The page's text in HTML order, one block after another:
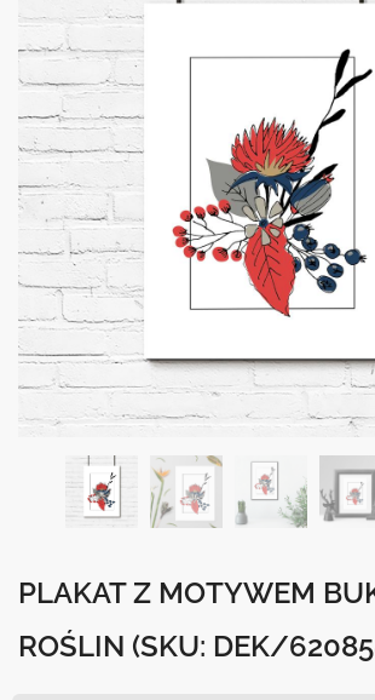
PLAKAT Z MOTYWEM
ROŚLIN (SKU: DEK/